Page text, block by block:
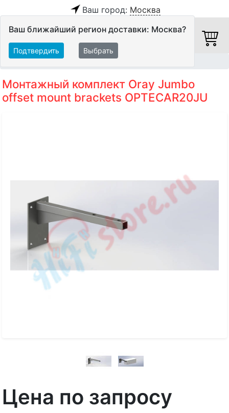
Ваш город: Москва
Ваш ближайший регион доставки: Москва?
Подтвердить Выбрать
Монтажный комплект Oray Jumbo
offset mount brackets OPTECAR20JU
Цена по запросу